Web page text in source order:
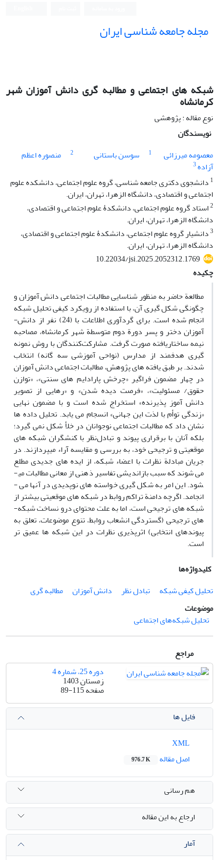
مجله جامعه شناسی ایران
شبکه­ های اجتماعی و مطالبه­ گری دانش ­آموزان شهر
کرمانشاه
نوع مقاله : پژوهشی
نویسندگان
معصومه میرزائی
1 سوسن باستانی 2
منصوره اعظم
آزاده3
1 دانشجوی دکتری جامعه شناسی، گروه علوم اجتماعی، دانشکده علوم
اجتماعی و اقتصادی، دانشگاه الزهرا، تهران، ایران.
2استاد گروه علوم اجتماعی، دانشکدۀ علوم اجتماعی و اقتصادی،
دانشگاه الزهرا، تهران، ایران.
3دانشیار گروه علوم اجتماعی، دانشکدۀ علوم اجتماعی و اقتصادی،
دانشگاه الزهرا، تهران، ایران.
10.22034/jsi.2025.2052312.1769
چکیده
مطالعة حاضر به منظور شناسایی مطالبات اجتماعی دانش ­آموزان و
چگونگی شکل­ گیری آن، با استفاده از رویکرد کیفی تحلیل شبکه
انجام شده است. برای گردآوری اطلاعات با (24) نفر از دانش­
آموزان دختر و پسر دورة دوم متوسطة شهر کرمانشاه، مصاحبه
نیمه ­ساختار­یافته صورت گرفت. مشارکت‌کنندگان با روش نمونه
­گیری هدفمند از مدارس (نواحی آموزشی سه­ گانه) ­انتخاب
شدند. بر طبق یافته­ های پژوهش، مطالبات اجتماعی دانش ­آموزان
در چهار مضمون فراگیر «چرخش پارادایم­ های سنتی»، «توازن
حقوق/ مسئولیت»، «فرصت دیده شدن» و «رهایی از تصویر
دانش ­آموز پذیرنده» استخراج شده است و با مضمون نهایی
«زندگی توأم با لذت این جهانی» انسجام می ­یابد. تحلیل داده­ ها
نشان داد که مطالبات اجتماعی نوجوانان در خلأ شکل نمی­ گیرد؛
بلکه آنان با برقراری پیوند و تبادل‌نظر با کنشگران شبکه­ های
موقعیتی و ترجیحی خود، به بررسی و مقایسه آراء می­پردازند. در
جریان مبادلة نظرات با اعضاء شبکه، از ایده های جدیدی مطلع
می ­شوند که سبب بازاندیشی تفاسیر ذهنی از معانی مطالبات می­
شود. این امر به شکل­ گیری خواسته ­های نوپدیدی در آن­ها می ­
انجامد. اگرچه دامنة تراکم روابط در شبکه­ های موقعیتی بیشتر از
شبکه­ های ترجیحی است، اما به علت محتوای درو ن­ساخت شبکه­
های ترجیحی (گستردگی انشعاب روابط، تنوع موضوعات، تعلق به
پیوندهای انتخابی) اثرپذیری نظرات در این شبکه­ ها عمیق­ تر
است.
کلیدواژه‌ها
تحلیل کیفی شبکه
تبادل ­نظر دانش ­آموزان
مطالبه ­گری
موضوعات
تحلیل شبکه‌های اجتماعی
مراجع
دوره 25، شماره 4
زمستان 1403
صفحه89-115
فایل ها
اصل مقاله
976.7 K
هم رسانی
ارجاع به این مقاله
آمار